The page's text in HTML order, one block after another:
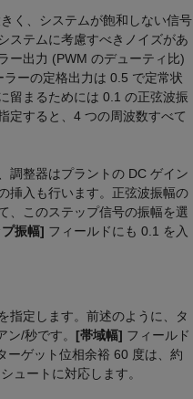
く、システムが飽和しない信号
ステムに考慮すべきノイズがあ
ー出力 (PWM のデューティ比)
ーの定格出力は 0.5 で定常状
留まるためには 0.1 の正弦波振
定すると、4 つの周波数すべて
調整器はプラントの DC ゲイン
挿入も行います。正弦波振幅の
、このステップ信号の振幅を選
振幅] フィールドにも 0.1 を入
指定します。前述のように、タ
/秒です。 [帯域幅] フィールド
ーゲット位相余裕 60 度は、約
ュートに対応します。